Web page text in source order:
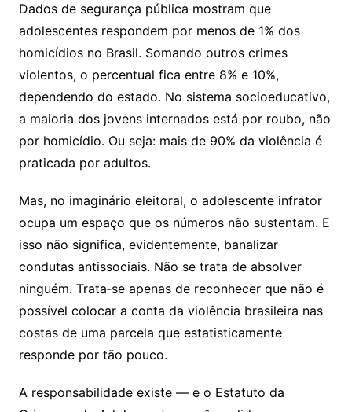
Dados de segurança pública mostram que
adolescentes respondem por menos de 1% dos
homicídios no Brasil. Somando outros crimes
violentos, o percentual fica entre 8% e 10%,
dependendo do estado. No sistema socioeducativo,
a maioria dos jovens internados está por roubo, não
por homicídio. Ou seja: mais de 90% da violência é
praticada por adultos.
Mas, no imaginário eleitoral, o adolescente infrator
ocupa um espaço que os números não sustentam. E
isso não significa, evidentemente, banalizar
condutas antissociais. Não se trata de absolver
ninguém. Trata‑se apenas de reconhecer que não é
possível colocar a conta da violência brasileira nas
costas de uma parcela que estatisticamente
responde por tão pouco.
A responsabilidade existe — e o Estatuto da